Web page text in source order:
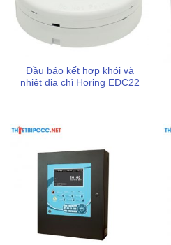
Đầu báo kết hợp khói và
nhiệt địa chỉ Horing EDC22